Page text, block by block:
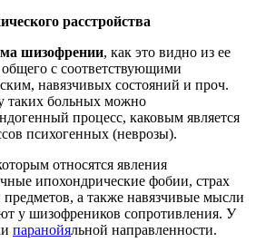
расстройства
шизофрении, как это видно из ее
с соответствующими
навязчивых состояний и проч.
таких больных можно
процесс, каковым является
психогенных (неврозы).
относятся явления
ипохондрические фобии, страх
а также навязчивые мысли
у шизофреников сопротивления. У
паранойяльной направленности.